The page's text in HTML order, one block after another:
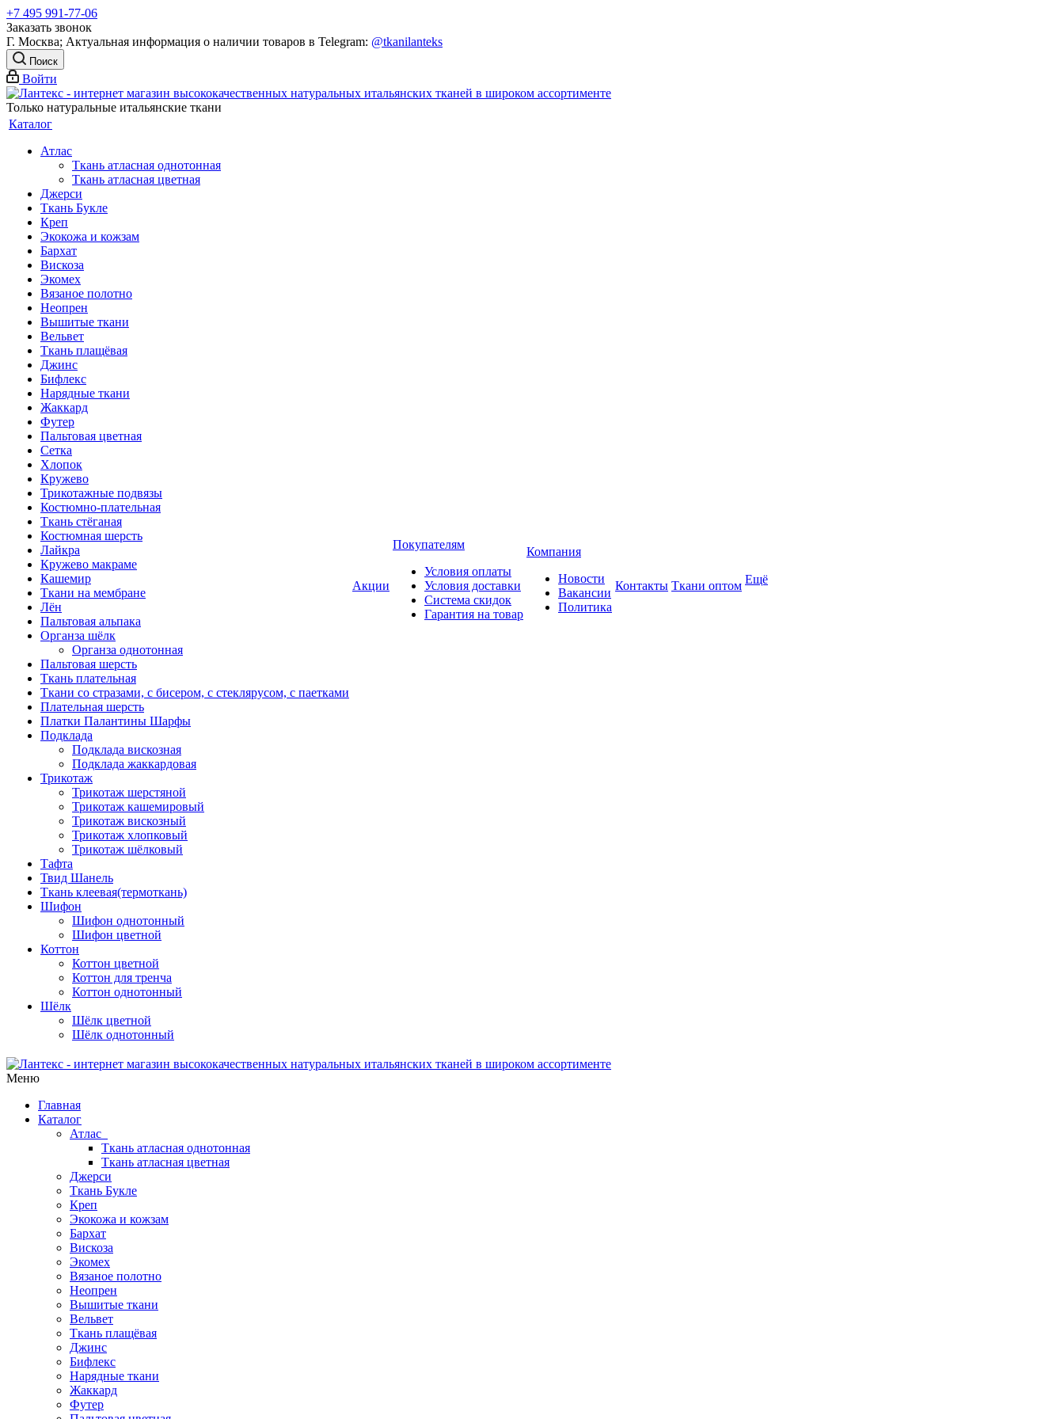
+7 495 991-77-06
Заказать звонок
Г. Москва; Актуальная информация о наличии товаров в Telegram: @tkanilanteks
Поиск
Войти
Только натуральные итальянские ткани
Каталог
Атлас
Ткань атласная однотонная
Ткань атласная цветная
Джерси
Ткань Букле
Креп
Экокожа и кожзам
Бархат
Вискоза
Экомех
Вязаное полотно
Неопрен
Вышитые ткани
Вельвет
Ткань плащёвая
Джинс
Бифлекс
Нарядные ткани
Жаккард
Футер
Пальтовая цветная
Сетка
Хлопок
Кружево
Трикотажные подвязы
Костюмно-плательная
Ткань стёганая
Костюмная шерсть
Лайкра
Кружево макраме
Кашемир
Ткани на мембране
Лён
Пальтовая альпака
Органза шёлк
Органза однотонная
Пальтовая шерсть
Ткань плательная
Ткани со стразами, с бисером, с стеклярусом, с паетками
Плательная шерсть
Платки Палантины Шарфы
Подклада
Подклада вискозная
Подклада жаккардовая
Трикотаж
Трикотаж шерстяной
Трикотаж кашемировый
Трикотаж вискозный
Трикотаж хлопковый
Трикотаж шёлковый
Тафта
Твид Шанель
Ткань клеевая(термоткань)
Шифон
Шифон однотонный
Шифон цветной
Коттон
Коттон цветной
Коттон для тренча
Коттон однотонный
Шёлк
Шёлк цветной
Шёлк однотонный
Акции
Покупателям
Условия оплаты
Условия доставки
Система скидок
Гарантия на товар
Компания
Новости
Вакансии
Политика
Контакты Ткани оптом Ещё
Меню
Главная
Каталог
Атлас
Ткань атласная однотонная
Ткань атласная цветная
Джерси
Ткань Букле
Креп
Экокожа и кожзам
Бархат
Вискоза
Экомех
Вязаное полотно
Неопрен
Вышитые ткани
Вельвет
Ткань плащёвая
Джинс
Бифлекс
Нарядные ткани
Жаккард
Футер